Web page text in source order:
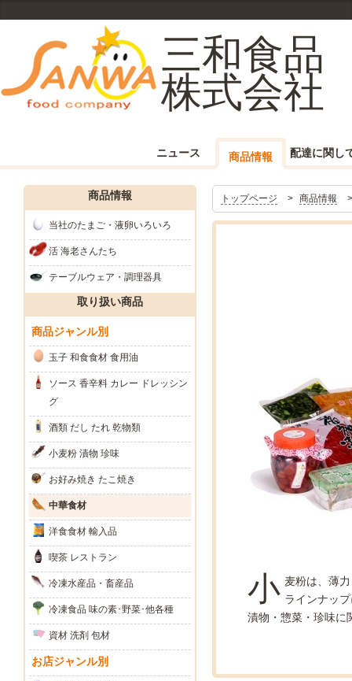
三和食品
株式会社
ニュース 商品情報 配達に関し
商品情報
当社のたまご・液卵いろいろ
活 海老さんたち
テーブルウェア・調理器具
取り扱い商品
商品ジャンル別
玉子 和食食材 食用油
ソース 香辛料 カレー ドレッシン
グ
酒類 だし たれ 乾物類
小麦粉 漬物 珍味
お好み焼き たこ焼き
中華食材
洋食食材 輸入品
喫茶 レストラン
冷凍水産品・畜産品
冷凍食品 味の素･野菜･他各種
資材 洗剤 包材
お店ジャンル別
トップページ 商品情報
小 麦粉は、薄
ラインナッ
漬物・惣菜・珍味に